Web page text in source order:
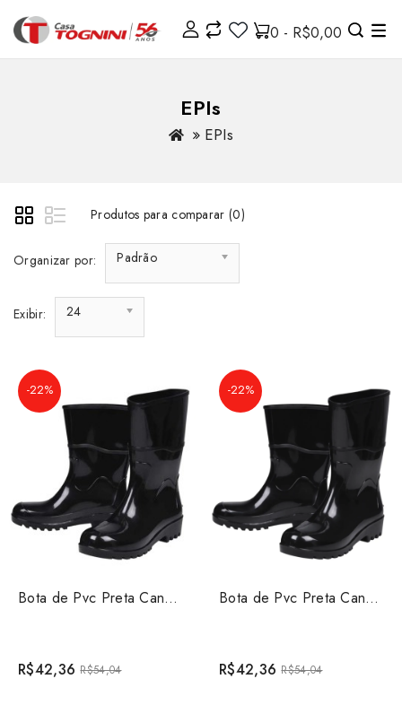
0 - R$0,00
EPIs
EPIs
Produtos para comparar (0)
Organizar por: Padrão
Exibir: 24
-22%
Bota de Pvc Preta Cano Médio sem Forro Worker Tamanho ...
R$42,36 R$54,04
-22%
Bota de Pvc Preta Cano Médio sem Forro Worker Tamanho ...
R$42,36 R$54,04